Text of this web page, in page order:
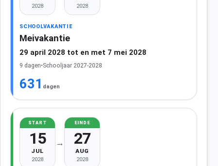
2028 2028
SCHOOLVAKANTIE
Meivakantie
29 april 2028 tot en met 7 mei 2028
9 dagen•Schooljaar 2027-2028
631 dagen
START
15
JUL
2028
→
EINDE
27
AUG
2028